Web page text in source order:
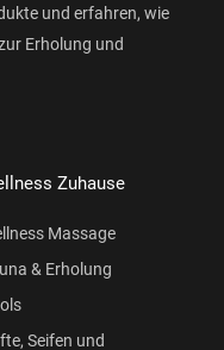
und erfahren, wie
Erholung und
Zuhause
Massage
& Erholung
Seifen und